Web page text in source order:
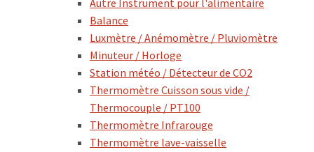
Autre Instrument pour l'alimentaire
Balance
Luxmètre / Anémomètre / Pluviomètre
Minuteur / Horloge
Station météo / Détecteur de CO2
Thermomètre Cuisson sous vide /
Thermocouple / PT100
Thermomètre Infrarouge
Thermomètre lave-vaisselle